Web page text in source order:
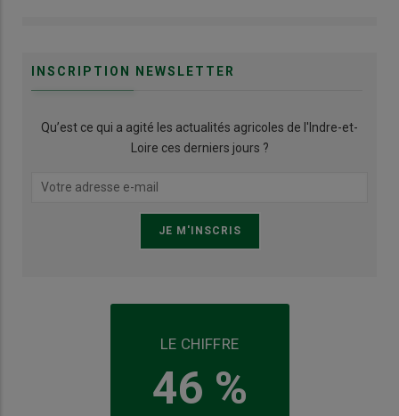
INSCRIPTION NEWSLETTER
Qu’est ce qui a agité les actualités agricoles de l'Indre-et-
Loire ces derniers jours ?
LE CHIFFRE
46 %